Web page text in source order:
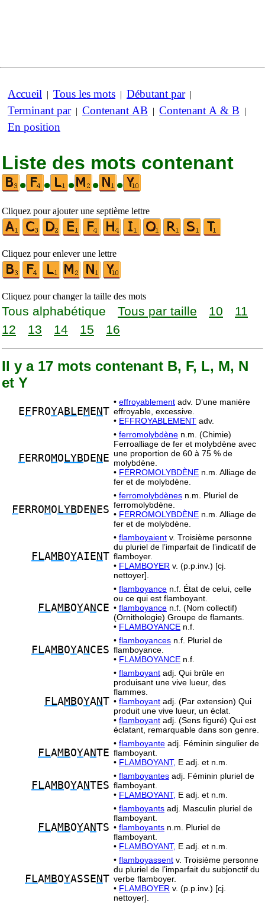
Accueil | Tous les mots | Débutant par|
Terminant par| Contenant AB | Contenant A & B |
En position
Liste des mots contenant
•
• • • •
Cliquez pour ajouter une septième lettre
Cliquez pour enlever une lettre
Cliquez pour changer la taille des mots
Tous alphabétique Tous par taille 10
11
12
13 14 15 16
Il y a 17 mots contenant B, F, L, M, N
et Y
E F FROYABL EM E NT
• effroyablement adv. D’une manière
effroyable, excessive.
• EFFROYABLEMENT adv.
F ERROMO LYB DE N E
• ferromolybdène n.m. (Chimie)
Ferroalliage de fer et molybdène avec
une proportion de 60 à 75 % de
molybdène.
• FERROMOLYBDÈNE n.m. Alliage de
fer et de molybdène.
F ERROMO LYB DE N ES
• ferromolybdènes n.m. Pluriel de
ferromolybdène.
• FERROMOLYBDÈNE n.m. Alliage de
fer et de molybdène.
FLAMBOYAIE NT
• flamboyaient v. Troisième personne
du pluriel de l’imparfait de l’indicatif de
flamboyer.
• FLAMBOYER v. (p.p.inv.) [cj.
nettoyer].
FLAMBOYAN CE
• flamboyance n.f. État de celui, celle
ou ce qui est flamboyant.
• flamboyance n.f. (Nom collectif)
(Ornithologie) Groupe de flamants.
• FLAMBOYANCE n.f.
FLAMBOYAN CES
• flamboyances n.f. Pluriel de
flamboyance.
• FLAMBOYANCE n.f.
FLAMBOYANT
• flamboyant adj. Qui brûle en
produisant une vive lueur, des
flammes.
• flamboyant adj. (Par extension) Qui
produit une vive lueur, un éclat.
• flamboyant adj. (Sens figuré) Qui est
éclatant, remarquable dans son genre.
FLAMBOYANTE
• flamboyante adj. Féminin singulier de
flamboyant.
• FLAMBOYANT, E adj. et n.m.
FLAMBOYANTES
• flamboyantes adj. Féminin pluriel de
flamboyant.
• FLAMBOYANT, E adj. et n.m.
FLAMBOYANTS
• flamboyants adj. Masculin pluriel de
flamboyant.
• flamboyants n.m. Pluriel de
flamboyant.
• FLAMBOYANT, E adj. et n.m.
FLAMBOYASSE NT
• flamboyassent v. Troisième personne
du pluriel de l’imparfait du subjonctif du
verbe flamboyer.
• FLAMBOYER v. (p.p.inv.) [cj.
nettoyer].